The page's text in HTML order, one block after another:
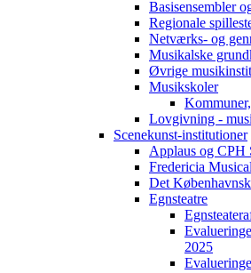
Basisensembler
Regionale
Netværks- og
Musikalske
Øvrige
Musikskoler
Lovgivning -
Scenekunst-institutioner
Applaus og CPH
Fredericia
Det
Egnsteatre
2025